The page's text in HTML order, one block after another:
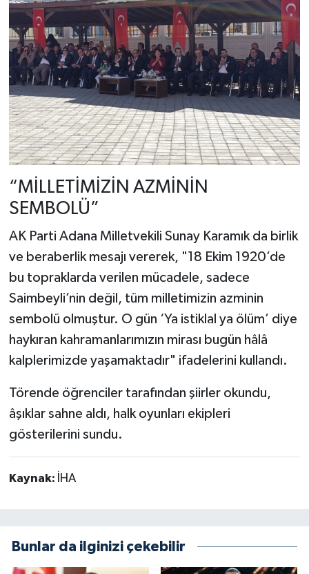
“MİLLETİMİZİN AZMİNİN
SEMBOLÜ”
AK Parti Adana Milletvekili Sunay Karamık da birlik
ve beraberlik mesajı vererek, "18 Ekim 1920’de
bu topraklarda verilen mücadele, sadece
Saimbeyli’nin değil, tüm milletimizin azminin
sembolü olmuştur. O gün ‘Ya istiklal ya ölüm’ diye
haykıran kahramanlarımızın mirası bugün hâlâ
kalplerimizde yaşamaktadır" ifadelerini kullandı.
Törende öğrenciler tarafından şiirler okundu,
âşıklar sahne aldı, halk oyunları ekipleri
gösterilerini sundu.
Kaynak: İHA
Bunlar da ilginizi çekebilir